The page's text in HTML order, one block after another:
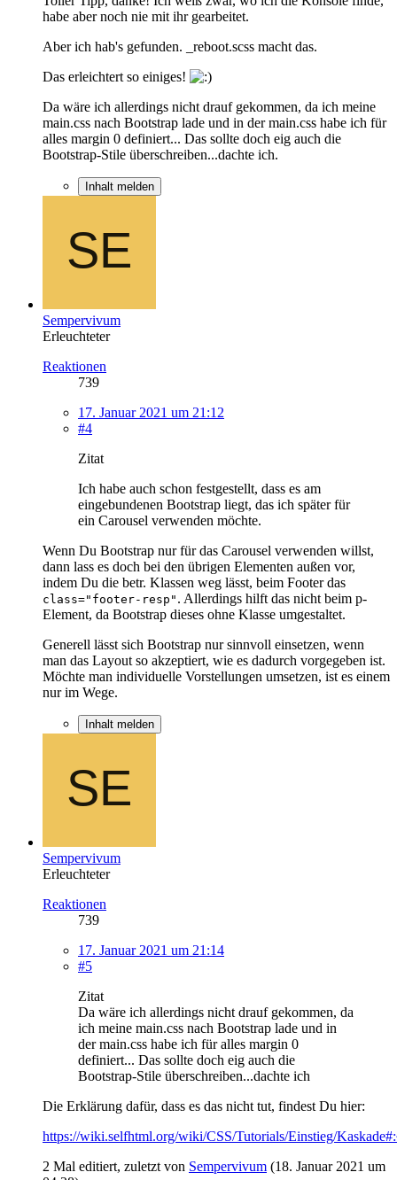
habe aber noch nie mit ihr gearbeitet.
Aber ich hab's gefunden. _reboot.scss macht das.
Das erleichtert so einiges!
Da wäre ich allerdings nicht drauf gekommen, da ich meine
main.css nach Bootstrap lade und in der main.css habe ich für
alles margin 0 definiert... Das sollte doch eig auch die
Bootstrap-Stile überschreiben...dachte ich.
Inhalt melden
Sempervivum
Erleuchteter
Reaktionen
739
17. Januar 2021 um 21:12
#4
Zitat
Ich habe auch schon festgestellt, dass es am
eingebundenen Bootstrap liegt, das ich später für
ein Carousel verwenden möchte.
Wenn Du Bootstrap nur für das Carousel verwenden willst,
dann lass es doch bei den übrigen Elementen außen vor,
indem Du die betr. Klassen weg lässt, beim Footer das
class="footer-resp" . Allerdings hilft das nicht beim p-
Element, da Bootstrap dieses ohne Klasse umgestaltet.
Generell lässt sich Bootstrap nur sinnvoll einsetzen, wenn
man das Layout so akzeptiert, wie es dadurch vorgegeben ist.
Möchte man individuelle Vorstellungen umsetzen, ist es einem
nur im Wege.
Inhalt melden
Sempervivum
Erleuchteter
Reaktionen
739
17. Januar 2021 um 21:14
#5
Zitat
Da wäre ich allerdings nicht drauf gekommen, da
ich meine main.css nach Bootstrap lade und in
der main.css habe ich für alles margin 0
definiert... Das sollte doch eig auch die
Bootstrap-Stile überschreiben...dachte ich
Die Erklärung dafür, dass es das nicht tut, findest Du hier:
https://wiki.selfhtml.org/wiki/CSS/Tutorials/Einstieg/
2 Mal editiert, zuletzt von Sempervivum (18. Januar 2021 um